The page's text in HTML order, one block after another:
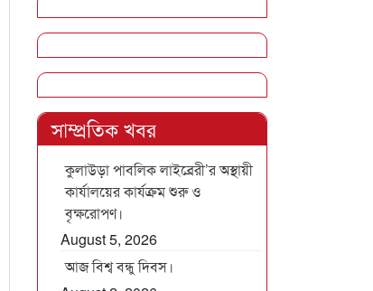
সাম্প্রতিক খবর
কুলাউড়া পাবলিক লাইব্রেরী’র অস্থায়ী
কার্যালয়ের কার্যক্রম শুরু ও
বৃক্ষরোপণ।
August 5, 2026
আজ বিশ্ব বন্ধু দিবস।